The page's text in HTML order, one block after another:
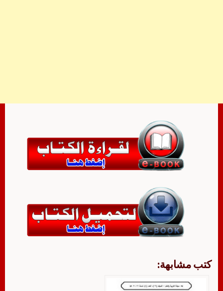
كتب مشابهة: